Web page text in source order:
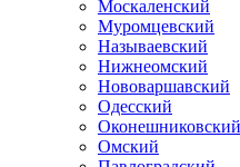
Москаленский
Муромцевский
Называевский
Нижнеомский
Нововаршавский
Одесский
Оконешниковский
Омский